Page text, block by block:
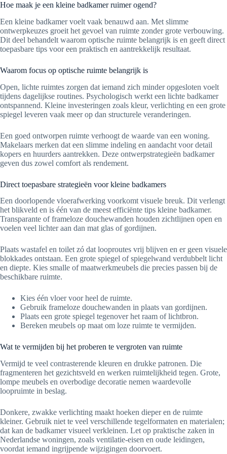
Hoe maak je een kleine badkamer ruimer ogend?
Een kleine badkamer voelt vaak benauwd aan. Met slimme
ontwerpkeuzes groeit het gevoel van ruimte zonder grote verbouwing.
Dit deel behandelt waarom optische ruimte belangrijk is en geeft direct
toepasbare tips voor een praktisch en aantrekkelijk resultaat.
Waarom focus op optische ruimte belangrijk is
Open, lichte ruimtes zorgen dat iemand zich minder opgesloten voelt
tijdens dagelijkse routines. Psychologisch werkt een lichte badkamer
ontspannend. Kleine investeringen zoals kleur, verlichting en een grote
spiegel leveren vaak meer op dan structurele veranderingen.
Een goed ontworpen ruimte verhoogt de waarde van een woning.
Makelaars merken dat een slimme indeling en aandacht voor detail
kopers en huurders aantrekken. Deze ontwerpstrategieën badkamer
geven dus zowel comfort als rendement.
Direct toepasbare strategieën voor kleine badkamers
Een doorlopende vloerafwerking voorkomt visuele breuk. Dit verlengt
het blikveld en is één van de meest efficiënte tips kleine badkamer.
Transparante of frameloze douchewanden houden zichtlijnen open en
voelen veel lichter aan dan mat glas of gordijnen.
Plaats wastafel en toilet zó dat looproutes vrij blijven en er geen visuele
blokkades ontstaan. Een grote spiegel of spiegelwand verdubbelt licht
en diepte. Kies smalle of maatwerkmeubels die precies passen bij de
beschikbare ruimte.
Kies één vloer voor heel de ruimte.
Gebruik frameloze douchewanden in plaats van gordijnen.
Plaats een grote spiegel tegenover het raam of lichtbron.
Bereken meubels op maat om loze ruimte te vermijden.
Wat te vermijden bij het proberen te vergroten van ruimte
Vermijd te veel contrasterende kleuren en drukke patronen. Die
fragmenteren het gezichtsveld en werken ruimtelijkheid tegen. Grote,
lompe meubels en overbodige decoratie nemen waardevolle
loopruimte in beslag.
Donkere, zwakke verlichting maakt hoeken dieper en de ruimte
kleiner. Gebruik niet te veel verschillende tegelformaten en materialen;
dat kan de badkamer visueel verkleinen. Let op praktische zaken in
Nederlandse woningen, zoals ventilatie-eisen en oude leidingen,
voordat iemand ingrijpende wijzigingen doorvoert.